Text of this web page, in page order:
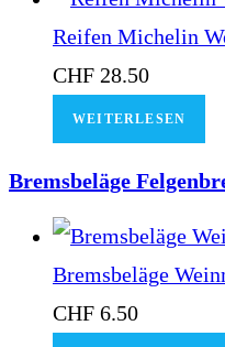
Reifen Michelin
CHF 28.50
WEITERLESEN
Bremsbeläge
Bremsbeläge
CHF 6.50